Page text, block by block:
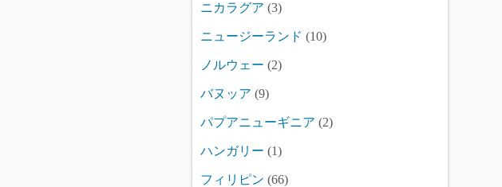
ニカラグア (3)
ニュージーランド (10)
ノルウェー (2)
バヌッア (9)
パプアニューギニア (2)
ハンガリー (1)
フィリピン (66)